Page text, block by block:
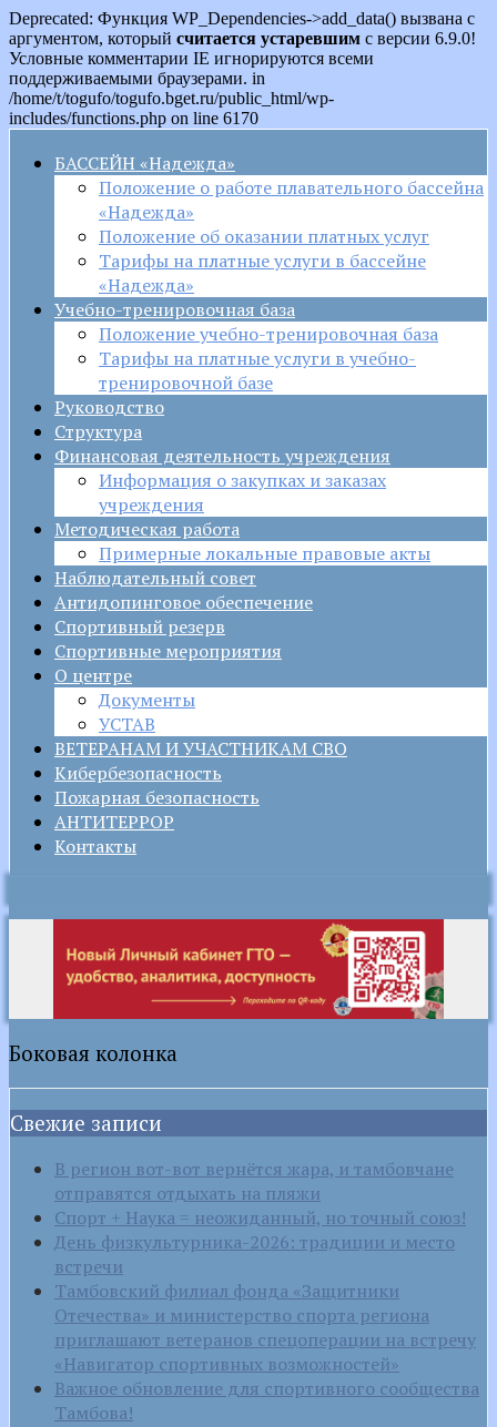
Deprecated: Функция WP_Dependencies->add_data() вызвана с
аргументом, который считается устаревшим с версии 6.9.0!
Условные комментарии IE игнорируются всеми
поддерживаемыми браузерами. in
/home/t/togufo/togufo.bget.ru/public_html/wp-
includes/functions.php on line 6170
БАССЕЙН «Надежда»
Положение о работе плавательного бассейна
«Надежда»
Положение об оказании платных услуг
Тарифы на платные услуги в бассейне
«Надежда»
Учебно-тренировочная база
Положение учебно-тренировочная база
Тарифы на платные услуги в учебно-
тренировочной базе
Руководство
Структура
Финансовая деятельность учреждения
Информация о закупках и заказах
учреждения
Методическая работа
Примерные локальные правовые акты
Наблюдательный совет
Антидопинговое обеспечение
Спортивный резерв
Спортивные мероприятия
О центре
Документы
УСТАВ
ВЕТЕРАНАМ И УЧАСТНИКАМ СВО
Кибербезопасность
Пожарная безопасность
АНТИТЕРРОР
Контакты
Боковая колонка
Свежие записи
В регион вот-вот вернётся жара, и тамбовчане
отправятся отдыхать на пляжи
Спорт + Наука = неожиданный, но точный союз!
День физкультурника-2026: традиции и место
встречи
Тамбовский филиал фонда «Защитники
Отечества» и министерство спорта региона
приглашают ветеранов спецоперации на встречу
«Навигатор спортивных возможностей»
Важное обновление для спортивного сообщества
Тамбова!